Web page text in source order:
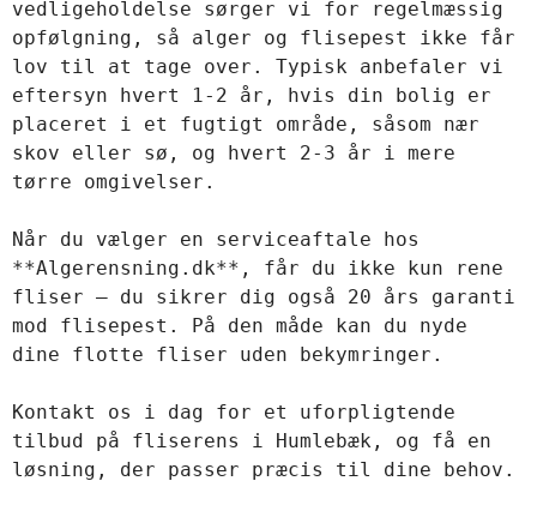
vedligeholdelse sørger vi for regelmæssig
opfølgning, så alger og flisepest ikke får
lov til at tage over. Typisk anbefaler vi
eftersyn hvert 1-2 år, hvis din bolig er
placeret i et fugtigt område, såsom nær
skov eller sø, og hvert 2-3 år i mere
tørre omgivelser.
Når du vælger en serviceaftale hos
**Algerensning.dk**, får du ikke kun rene
fliser – du sikrer dig også 20 års garanti
mod flisepest. På den måde kan du nyde
dine flotte fliser uden bekymringer.
Kontakt os i dag for et uforpligtende
tilbud på fliserens i Humlebæk, og få en